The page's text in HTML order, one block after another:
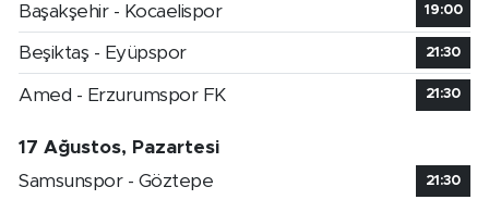
Başakşehir - Kocaelispor
19:00
Beşiktaş - Eyüpspor 21:30
Amed - Erzurumspor FK 21:30
17 Ağustos, Pazartesi
Samsunspor - Göztepe
21:30